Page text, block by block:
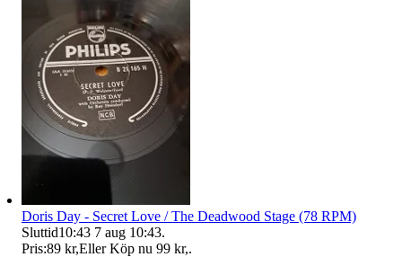
Doris Day - Secret Love / The Deadwood Stage (78 RPM)
Sluttid10:43 7 aug 10:43.
Pris:89 kr,Eller Köp nu 99 kr,.